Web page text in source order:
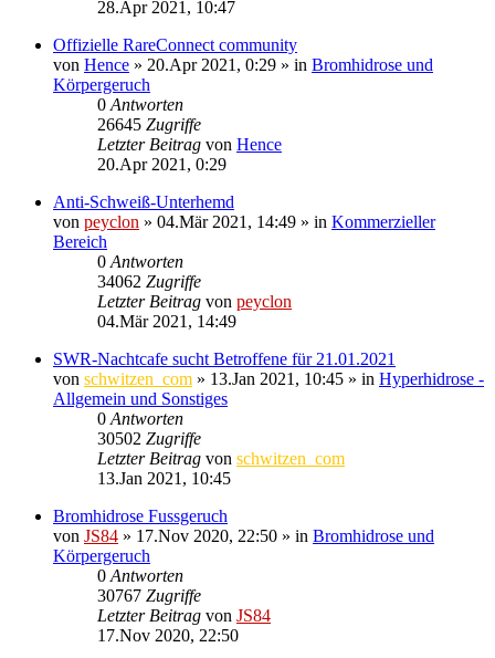
28.Apr 2021, 10:47
Offizielle RareConnect community
von Hence » 20.Apr 2021, 0:29 » in Bromhidrose und
Körpergeruch
0 Antworten
26645 Zugriffe
Letzter Beitrag von Hence
20.Apr 2021, 0:29
Anti-Schweiß-Unterhemd
von peyclon » 04.Mär 2021, 14:49 » in Kommerzieller
Bereich
0 Antworten
34062 Zugriffe
Letzter Beitrag von peyclon
04.Mär 2021, 14:49
SWR-Nachtcafe sucht Betroffene für 21.01.2021
von schwitzen_com » 13.Jan 2021, 10:45 » in Hyperhidrose -
Allgemein und Sonstiges
0 Antworten
30502 Zugriffe
Letzter Beitrag von schwitzen_com
13.Jan 2021, 10:45
Bromhidrose Fussgeruch
von JS84 » 17.Nov 2020, 22:50 » in Bromhidrose und
Körpergeruch
0 Antworten
30767 Zugriffe
Letzter Beitrag von JS84
17.Nov 2020, 22:50